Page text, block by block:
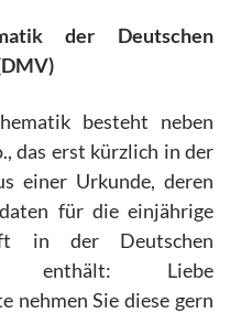
der Deutschen
besteht neben
das erst kürzlich in der
einer Urkunde, deren
für die einjährige
in der Deutschen
enthält: Liebe
nehmen Sie diese gern